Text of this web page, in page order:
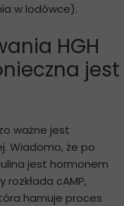
w lodówce).
HGH
jest
ważne jest
Wiadomo, że po
jest hormonem
cAMP,
hamuje proces